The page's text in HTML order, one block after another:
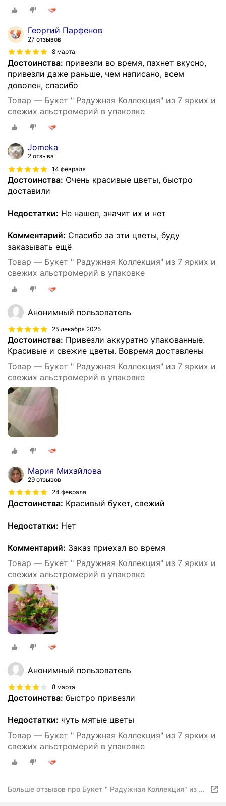
Георгий Парфенов
27 отзывов
8 марта
Достоинства: привезли во время, пахнет вкусно,
привезли даже раньше, чем написано, всем
доволен, спасибо
Товар — Букет " Радужная Коллекция" из 7 ярких и
свежих альстромерий в упаковке
Jomeka
2 отзыва
14 февраля
Достоинства: Очень красивые цветы, быстро
доставили
Недостатки: Не нашел, значит их и нет
Комментарий: Спасибо за эти цветы, буду
заказывать ещё
Товар — Букет " Радужная Коллекция" из 7 ярких и
свежих альстромерий в упаковке
Анонимный пользователь
25 декабря 2025
Достоинства: Привезли аккуратно упакованные.
Красивые и свежие цветы. Вовремя доставлены
Товар — Букет " Радужная Коллекция" из 7 ярких и
свежих альстромерий в упаковке
Мария Михайлова
29 отзывов
24 февраля
Достоинства: Красивый букет, свежий
Недостатки: Нет
Комментарий: Заказ приехал во время
Товар — Букет " Радужная Коллекция" из 7 ярких и
свежих альстромерий в упаковке
Анонимный пользователь
8 марта
Достоинства: быстро привезли
Недостатки: чуть мятые цветы
Товар — Букет " Радужная Коллекция" из 7 ярких и
свежих альстромерий в упаковке
Больше отзывов про Букет " Радужная Коллекция" из 7